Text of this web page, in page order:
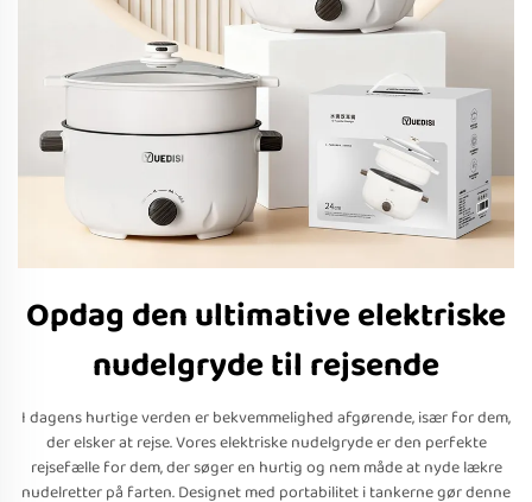
Opdag den ultimative elektriske
nudelgryde til rejsende
I dagens hurtige verden er bekvemmelighed afgørende, især for dem,
der elsker at rejse. Vores elektriske nudelgryde er den perfekte
rejsefælle for dem, der søger en hurtig og nem måde at nyde lækre
nudelretter på farten. Designet med portabilitet i tankerne gør denne